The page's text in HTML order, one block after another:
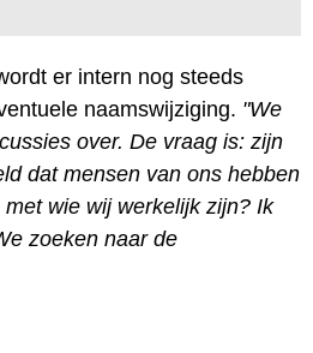
er intern nog steeds
naamswijziging. "We
over. De vraag is: zijn
dat mensen van ons hebben
wie wij werkelijk zijn? Ik
zoeken naar de